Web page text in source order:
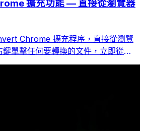
擴充功能 — 直接從瀏覽器
Chrome 擴充程序，直接從瀏覽
單擊任何要轉換的文件，立即從
。